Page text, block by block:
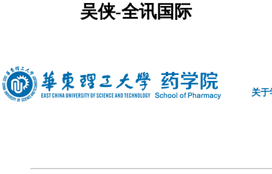
吴侠-全讯国际
关于